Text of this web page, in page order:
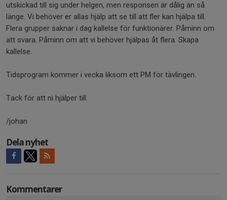
utskickad till sig under helgen, men responsen är dålig än så
länge. Vi behöver er allas hjälp att se till att fler kan hjälpa till.
Flera grupper saknar i dag kallelse för funktionärer. Påminn om
att svara. Påminn om att vi behöver hjälpas åt flera. Skapa
kallelse.
Tidsprogram kommer i vecka liksom ett PM för tävlingen.
Tack för att ni hjälper till.
/johan
Dela nyhet
Kommentarer